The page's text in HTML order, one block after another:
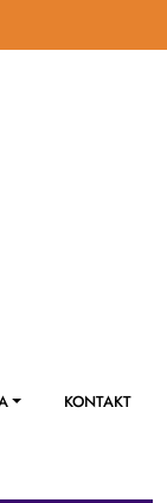
KONTAKT